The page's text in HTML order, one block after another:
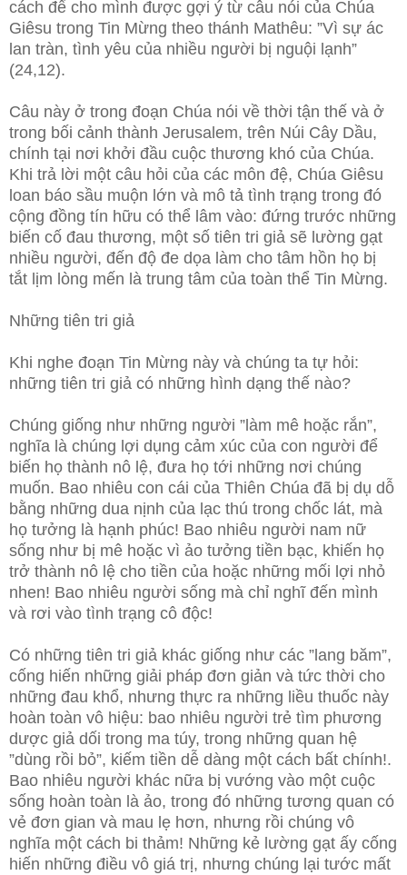
cách để cho mình được gợi ý từ câu nói của Chúa
Giêsu trong Tin Mừng theo thánh Mathêu: ”Vì sự ác
lan tràn, tình yêu của nhiều người bị nguội lạnh”
(24,12).
Câu này ở trong đoạn Chúa nói về thời tận thế và ở
trong bối cảnh thành Jerusalem, trên Núi Cây Dầu,
chính tại nơi khởi đầu cuộc thương khó của Chúa.
Khi trả lời một câu hỏi của các môn đệ, Chúa Giêsu
loan báo sầu muộn lớn và mô tả tình trạng trong đó
cộng đồng tín hữu có thể lâm vào: đứng trước những
biến cố đau thương, một số tiên tri giả sẽ lường gạt
nhiều người, đến độ đe dọa làm cho tâm hồn họ bị
tắt lịm lòng mến là trung tâm của toàn thể Tin Mừng.
Những tiên tri giả
Khi nghe đoạn Tin Mừng này và chúng ta tự hỏi:
những tiên tri giả có những hình dạng thế nào?
Chúng giống như những người ”làm mê hoặc rắn”,
nghĩa là chúng lợi dụng cảm xúc của con người để
biến họ thành nô lệ, đưa họ tới những nơi chúng
muốn. Bao nhiêu con cái của Thiên Chúa đã bị dụ dỗ
bằng những dua nịnh của lạc thú trong chốc lát, mà
họ tưởng là hạnh phúc! Bao nhiêu người nam nữ
sống như bị mê hoặc vì ảo tưởng tiền bạc, khiến họ
trở thành nô lệ cho tiền của hoặc những mối lợi nhỏ
nhen! Bao nhiêu người sống mà chỉ nghĩ đến mình
và rơi vào tình trạng cô độc!
Có những tiên tri giả khác giống như các ”lang băm”,
cống hiến những giải pháp đơn giản và tức thời cho
những đau khổ, nhưng thực ra những liều thuốc này
hoàn toàn vô hiệu: bao nhiêu người trẻ tìm phương
dược giả dối trong ma túy, trong những quan hệ
”dùng rồi bỏ”, kiếm tiền dễ dàng một cách bất chính!.
Bao nhiêu người khác nữa bị vướng vào một cuộc
sống hoàn toàn là ảo, trong đó những tương quan có
vẻ đơn gian và mau lẹ hơn, nhưng rồi chúng vô
nghĩa một cách bi thảm! Những kẻ lường gạt ấy cống
hiến những điều vô giá trị, nhưng chúng lại tước mất